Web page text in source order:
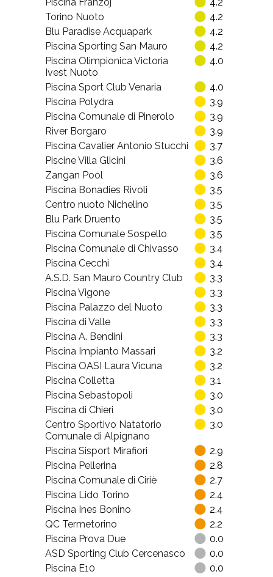
Piscina Galileo Ferraris Aquatica
4.4
Piscina Bardonecchia
4.3
A.S.D. Rari Nantes Gerbido
4.2
Piscina Einaudi
4.2
Piscina Franzoj
4.2
Torino Nuoto
Blu Paradise Acquapark
4.2
Piscina Sporting San Mauro
4.2
Piscina Olimpionica Victoria
Ivest Nuoto
4.0
Piscina Sport Club Venaria
4.0
Piscina Polydra
3.9
Piscina Comunale di Pinerolo
3.9
River Borgaro
3.9
Piscina Cavalier Antonio Stucchi
3.7
Piscine Villa Glicini
3.6
Zangan Pool
3.6
Piscina Bonadies Rivoli
3.5
Centro nuoto Nichelino
3.5
Blu Park Druento
3.5
Piscina Comunale Sospello
3.5
Piscina Comunale di Chivasso
3.4
Piscina Cecchi
3.4
A.S.D. San Mauro Country Club
3.3
Piscina Vigone
3.3
Piscina Palazzo del Nuoto
3.3
Piscina di Valle
3.3
Piscina A. Bendini
3.3
Piscina Impianto Massari
3.2
Piscina OASI Laura Vicuna
3.2
Piscina Colletta
Piscina Sebastopoli
3.0
Piscina di Chieri
3.0
Centro Sportivo Natatorio
Comunale di Alpignano
3.0
Piscina Sisport Mirafiori
2.9
Piscina Pellerina
2.8
Piscina Comunale di Ciriè
2.7
Piscina Lido Torino
2.4
Piscina Ines Bonino
2.4